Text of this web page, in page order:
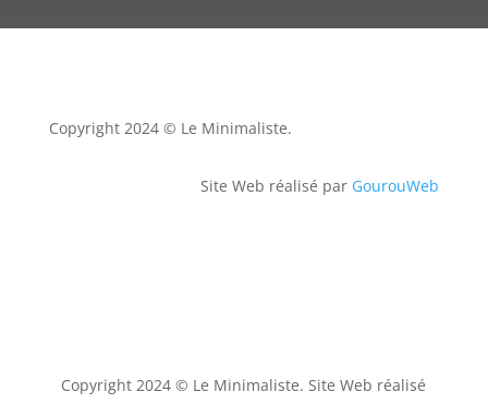
Copyright 2024 © Le Minimaliste.
Site Web réalisé par GourouWeb
Copyright 2024 © Le Minimaliste. Site Web réalisé